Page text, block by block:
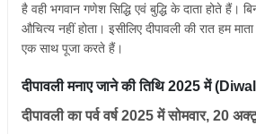
है वही भगवान गणेश सिद्धि एवं बुद्धि के दाता होते हैं।
औचित्य नहीं होता। इसीलिए दीपावली की रात हम
एक साथ पूजा करते हैं।
दीपावली मनाए जाने की तिथि 2025 में
दीपावली का पर्व वर्ष 2025 में सोमवार, 20